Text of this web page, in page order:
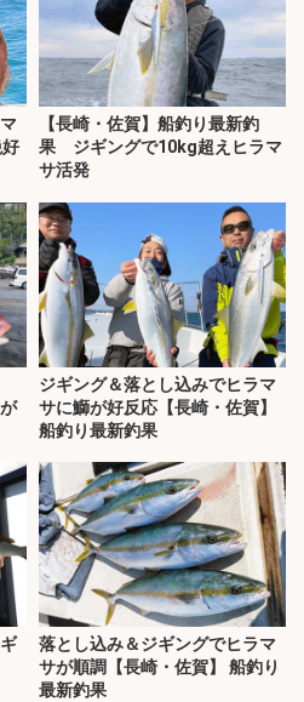
【長崎・佐賀】船釣り最新釣
果 ジギングで10kg超えヒラマ
サ活発
ジギング＆落とし込みでヒラマ
サに鰤が好反応【長崎・佐賀】
船釣り最新釣果
落とし込み＆ジギングでヒラマ
サが順調【長崎・佐賀】 船釣り
最新釣果